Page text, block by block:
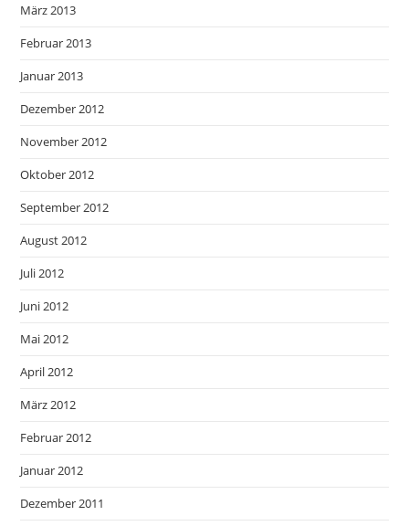
März 2013
Februar 2013
Januar 2013
Dezember 2012
November 2012
Oktober 2012
September 2012
August 2012
Juli 2012
Juni 2012
Mai 2012
April 2012
März 2012
Februar 2012
Januar 2012
Dezember 2011